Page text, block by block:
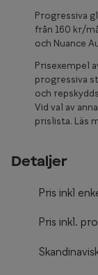
Progressiva
från 160 kr/
och Nuance
Prisexempel
progressiva
och
Vid val av
prislista. Läs
Detaljer
Pris inkl
Pris inkl.